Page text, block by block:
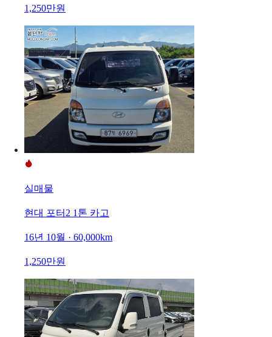
1,250만원
실매물
현대 포터2 1톤 카고
16년 10월 · 60,000km
1,250만원